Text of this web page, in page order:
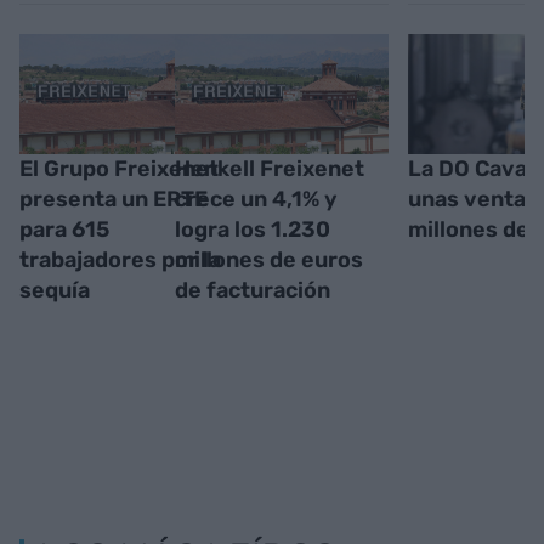
El Grupo Freixenet
presenta un ERTE
para 615
trabajadores por la
sequía
Henkell Freixenet
crece un 4,1% y
logra los 1.230
millones de euros
de facturación
La DO Cava
unas ventas
millones de